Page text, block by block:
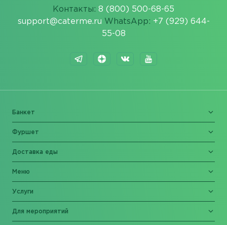
Контакты: 8 (800) 500-68-65
support@caterme.ru WhatsApp: +7 (929) 644-
55-08
Банкет
Фуршет
Доставка еды
Меню
Услуги
Для мероприятий